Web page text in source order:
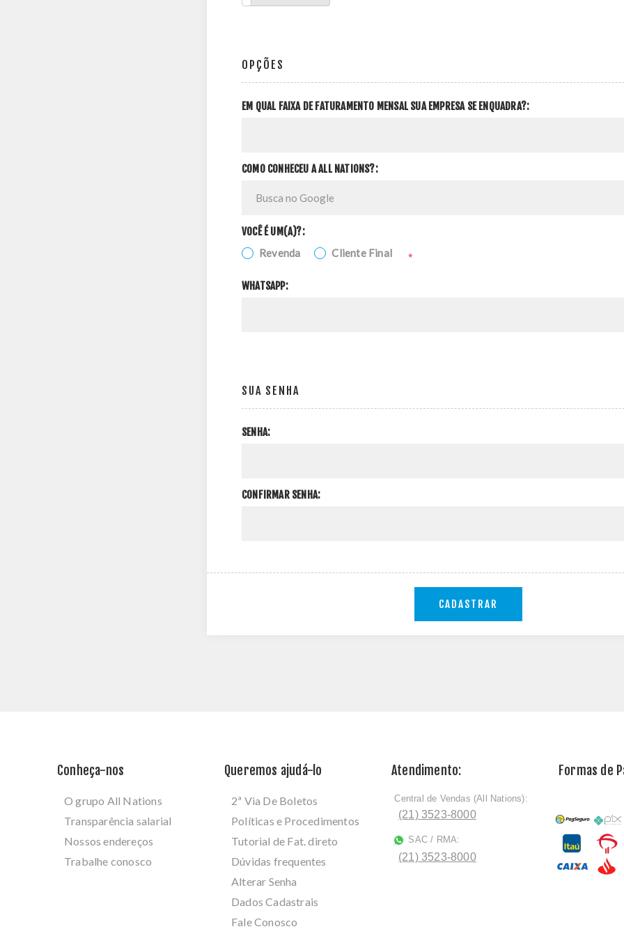
OPÇÕES
EM QUAL FAIXA DE FATURAMENTO MENSAL SUA EMPRESA SE ENQUADRA?:
COMO CONHECEU A ALL NATIONS?:
VOCÊ É UM(A)?:
Revenda Cliente Final *
WHATSAPP:
SUA SENHA
SENHA:
CONFIRMAR SENHA:
CADASTRAR
Conheça-nos
O grupo All Nations
Transparência salarial
Nossos endereços
Trabalhe conosco
Queremos ajudá-lo
2ª Via De Boletos
Políticas e Procedimentos
Tutorial de Fat. direto
Dúvidas frequentes
Alterar Senha
Dados Cadastrais
Fale Conosco
Atendimento:
ﾠCentral de Vendas (All Nations):
(21) 3523-8000
SAC / RMA:
(21) 3523-8000
Formas de